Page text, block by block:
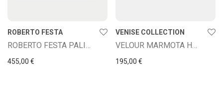
ROBERTO FESTA
ROBERTO FESTA PALIMA
455,00 €
VENISE COLLECTION
VELOUR MARMOTA HMA BEIGE
195,00 €